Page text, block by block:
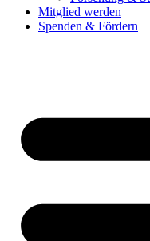
Mitglied werden
Spenden & Fördern